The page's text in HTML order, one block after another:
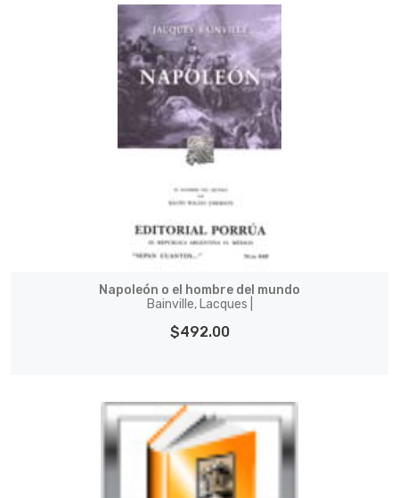
Napoleón o el hombre del mundo
Bainville, Lacques |
$492.00